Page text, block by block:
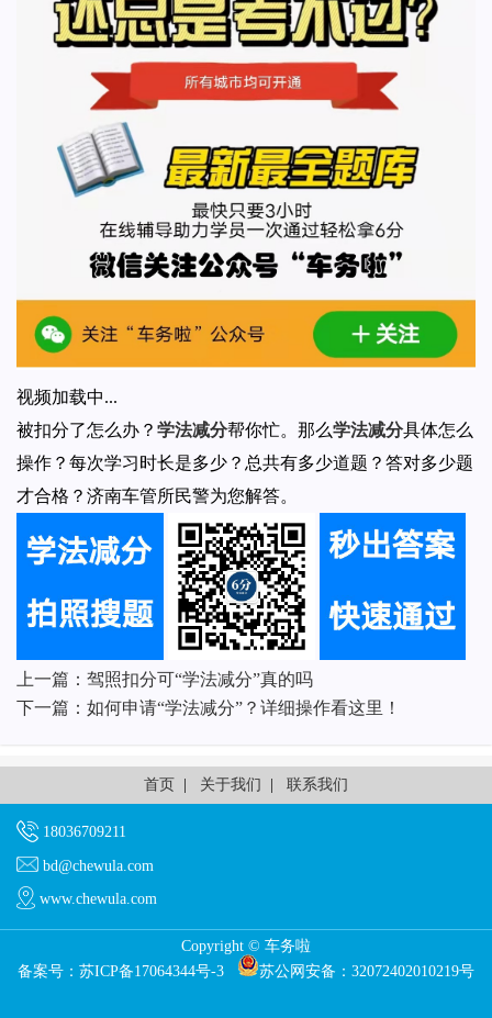
视频加载中...
被扣分了怎么办？ 学法减分帮你忙。那么学法减分具体怎么
操作？每次学习时长是多少？总共有多少道题？答对多少题
才合格？济南车管所民警为您解答。
上一篇： 驾照扣分可“学法减分”真的吗
下一篇： 如何申请“学法减分”？详细操作看这里！
首页 关于我们 联系我们
18036709211
bd@chewula.com
www.chewula.com
Copyright © 车务啦
备案号： 苏ICP备17064344号-3 苏公网安备：32072402010219号